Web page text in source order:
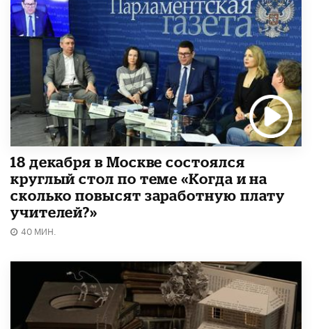
18 декабря в Москве состоялся
круглый стол по теме «Когда и на
сколько повысят заработную плату
учителей?»
40 МИН.